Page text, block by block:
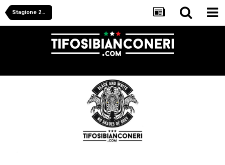
Stagione 2011/2012